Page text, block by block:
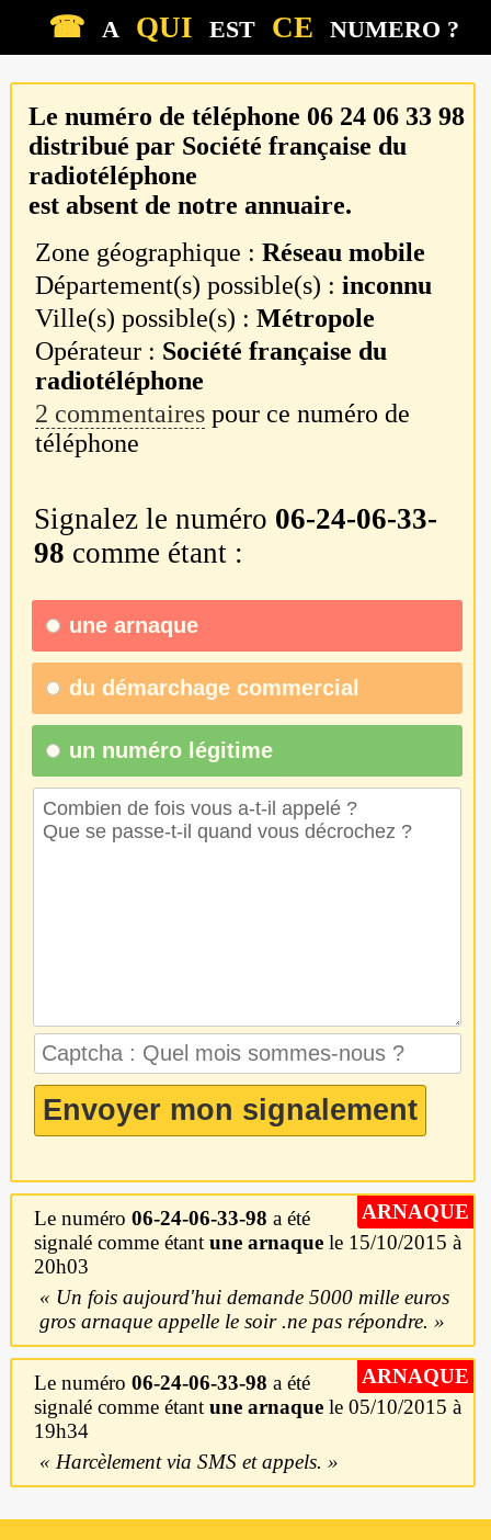
☎ A QUI EST CE NUMERO ?
Le numéro de téléphone 06 24 06 33 98
distribué par Société française du
radiotéléphone
est absent de notre annuaire.
Zone géographique :Réseau mobile
Département(s) possible(s) :inconnu
Ville(s) possible(s) :Métropole
Opérateur : Société française du
radiotéléphone
2 commentaires pour ce numéro de
téléphone
Signalez le numéro 06-24-06-33-
98 comme étant :
une arnaque
du démarchage commercial
un numéro légitime
ARNAQUE
Le numéro 06-24-06-33-98 a été
signalé comme étant une arnaquele 15/10/2015 à
20h03
Un fois aujourd'hui demande 5000 mille euros
gros arnaque appelle le soir .ne pas répondre.
ARNAQUE
Le numéro 06-24-06-33-98 a été
signalé comme étant une arnaquele 05/10/2015 à
19h34
Harcèlement via SMS et appels.